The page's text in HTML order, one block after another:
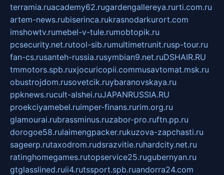
terramia.ruacademy62.rugardengallereya.rurti.com.ru
artem-news.rubiserinca.rukrasnodarkurort.com
imshowtv.rumebel-v-tule.rumobtopik.ru
pcsecurity.net.rutool-sib.rumultimetrunit.rusp-tour.ru
fan-cs.rusanteh-russia.rusymbian9.net.ruDSHAIR.RU
tmmotors.spb.ruxjocuricopii.commusavtomat.msk.ru
obustrojdom.rusovetcik.ruybaranovskaya.ru
ppknews.rucult-alshei.ruJAPANRUSSIA.RU
proekciyamebel.ruimper-finans.rurim.org.ru
glamourai.rubrassminus.ruzabor-pro.ruftn.pp.ru
dorogoe58.rulaimengpacker.rukuzova-zapchasti.ru
sageerp.rutaxodrom.rudsrazvitie.ruhardcity.net.ru
ratinghomegames.rutopservice25.rugubernyan.ru
gtglasslined.ruii4.rutssport.spb.ruandorra24.com